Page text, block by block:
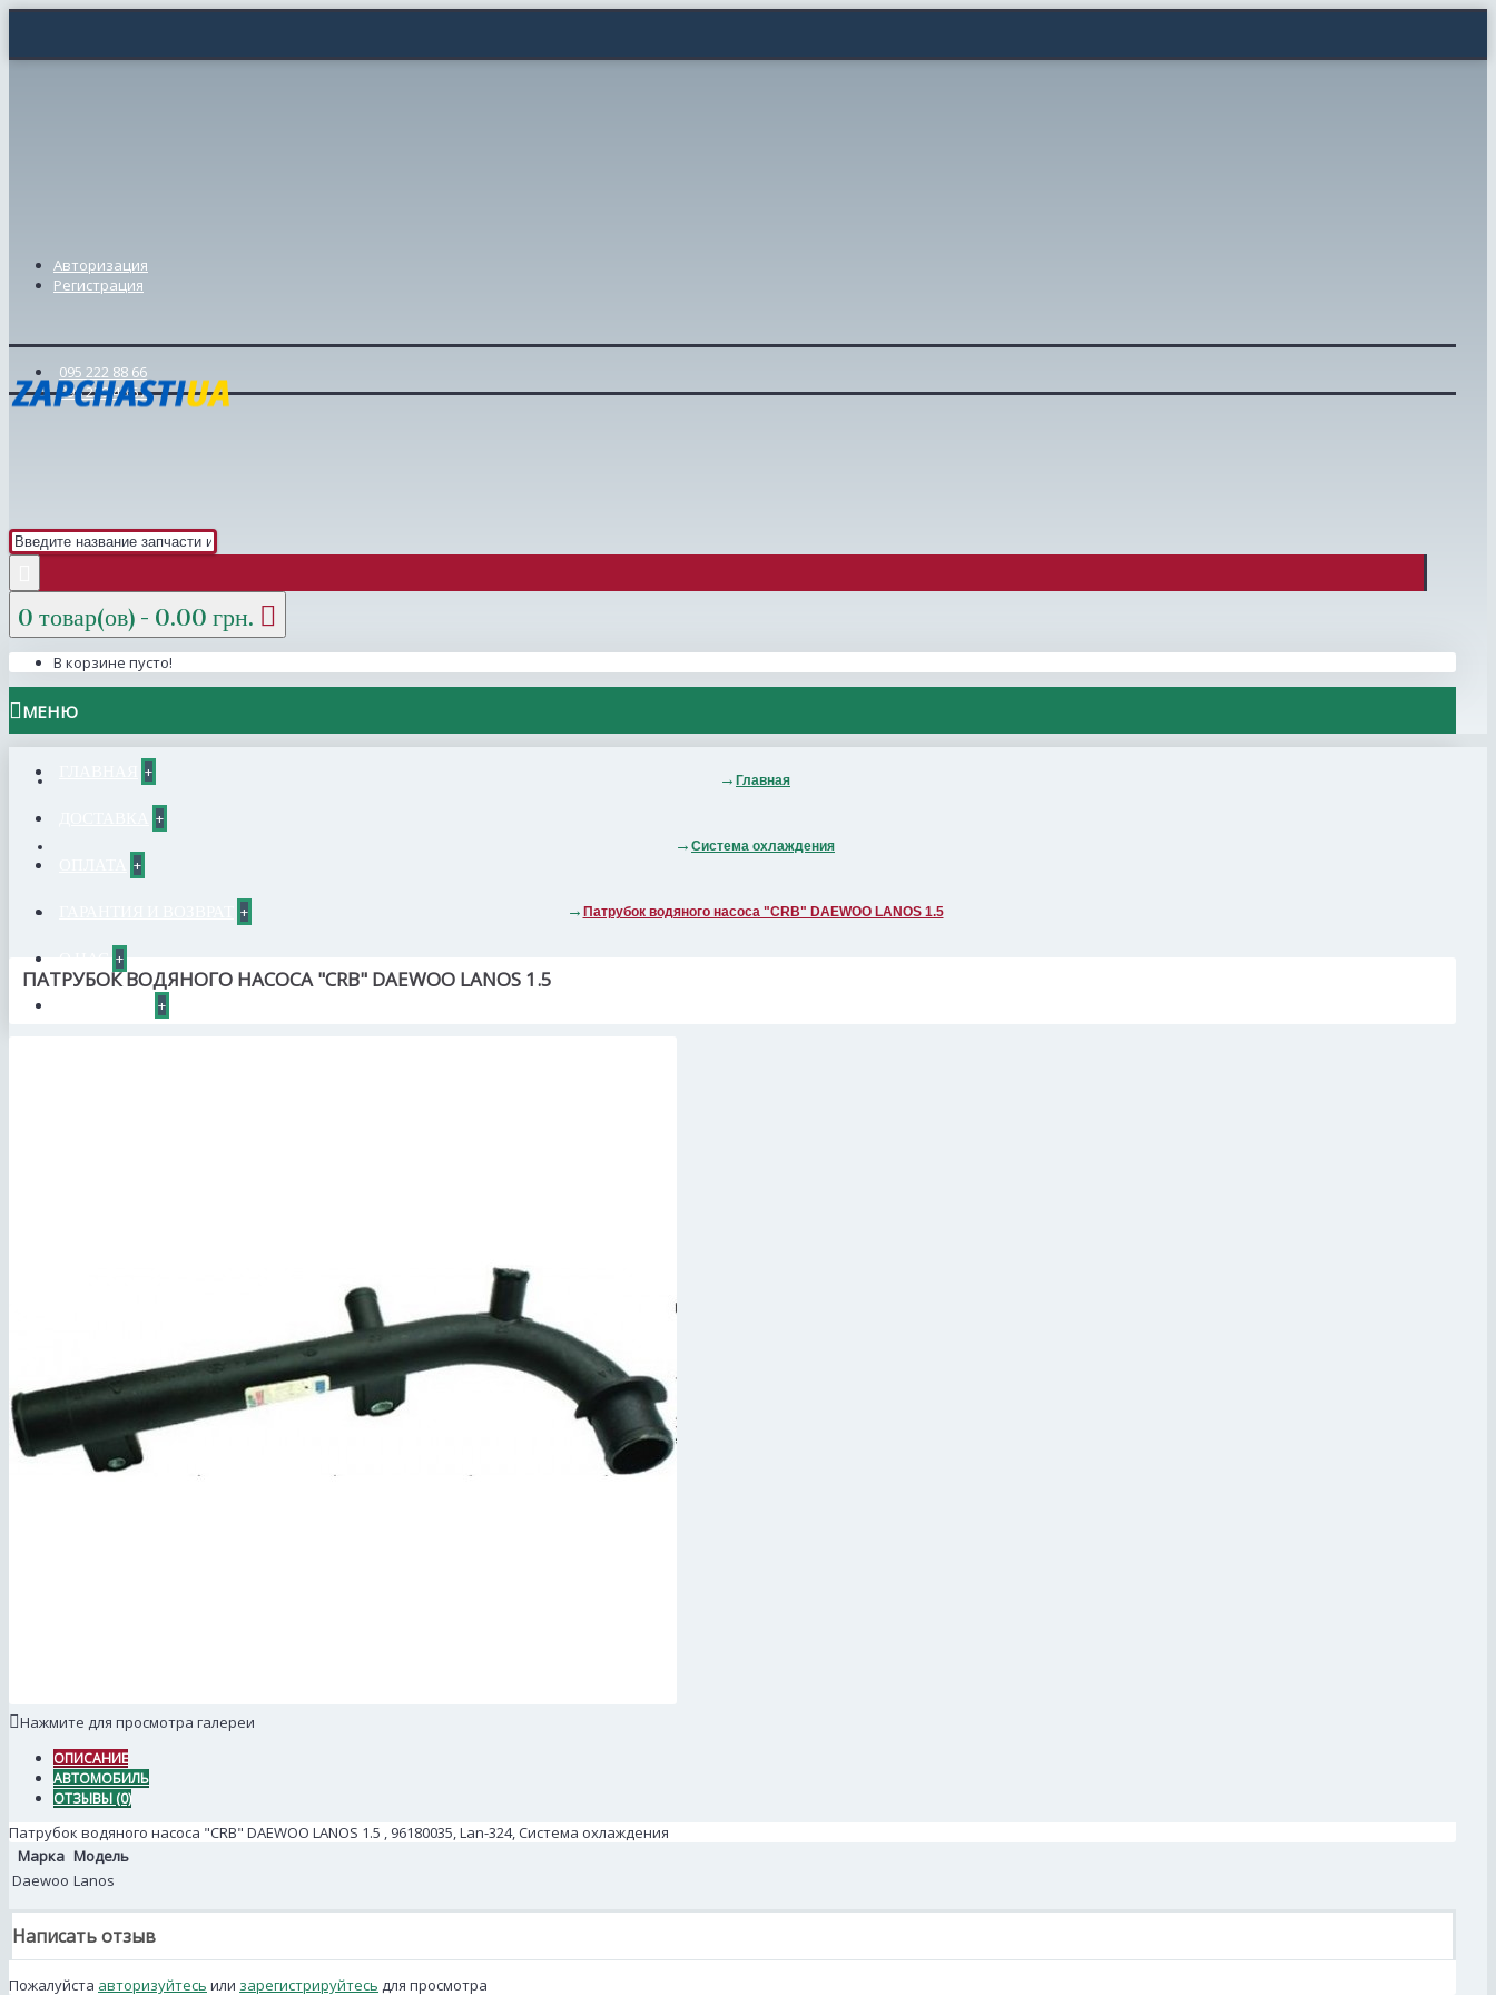
Авторизация
Регистрация
095 222 88 66
098 239 46 57
0 товар(ов) - 0.00 грн.
В корзине пусто!
МЕНЮ
+
+
+
+
+
+
Главная
Система охлаждения
Патрубок водяного насоса "CRB" DAEWOO LANOS 1.5
ПАТРУБОК ВОДЯНОГО НАСОСА "CRB" DAEWOO LANOS 1.5
Нажмите для просмотра галереи
ОПИСАНИЕ
АВТОМОБИЛЬ
ОТЗЫВЫ (0)
Патрубок водяного насоса "CRB" DAEWOO LANOS 1.5 , 96180035, Lan-324, Система охлаждения
Марка Модель
Daewoo Lanos
Написать отзыв
Пожалуйста авторизуйтесь или зарегистрируйтесь для просмотра